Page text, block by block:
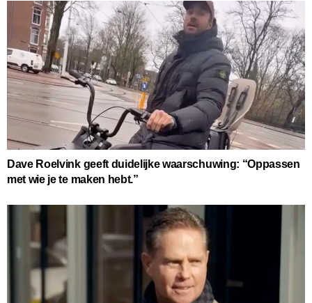
Dave Roelvink geeft duidelijke waarschuwing: “Oppassen
met wie je te maken hebt.”